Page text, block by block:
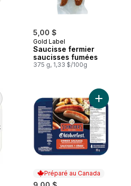
5,00 $
Gold Label
Saucisse fermier
saucisses fumées
375 g, 1,33 $/100g
Boulettes de viande grecques
Préparé au Canada
Ajouter